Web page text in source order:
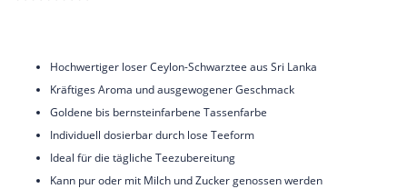
Hochwertiger loser Ceylon-Schwarztee aus Sri Lanka
Kräftiges Aroma und ausgewogener Geschmack
Goldene bis bernsteinfarbene Tassenfarbe
Individuell dosierbar durch lose Teeform
Ideal für die tägliche Teezubereitung
Kann pur oder mit Milch und Zucker genossen werden